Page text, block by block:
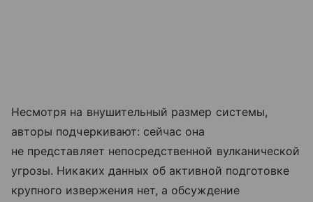
Несмотря на внушительный размер системы,
авторы подчеркивают: сейчас она
не представляет непосредственной вулканической
угрозы. Никаких данных об активной подготовке
крупного извержения нет, а обсуждение